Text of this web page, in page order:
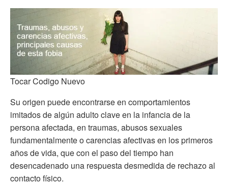
Tocar Codigo Nuevo
Su origen puede encontrarse en comportamientos
imitados de algún adulto clave en la infancia de la
persona afectada, en traumas, abusos sexuales
fundamentalmente o carencias afectivas en los primeros
años de vida, que con el paso del tiempo han
desencadenado una respuesta desmedida de rechazo al
contacto físico.